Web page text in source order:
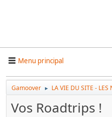
Menu principal
Gamoover ► LA VIE DU SITE - LES
Vos Roadtrips !